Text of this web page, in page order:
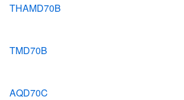
THAMD70B
TMD70B
AQD70C